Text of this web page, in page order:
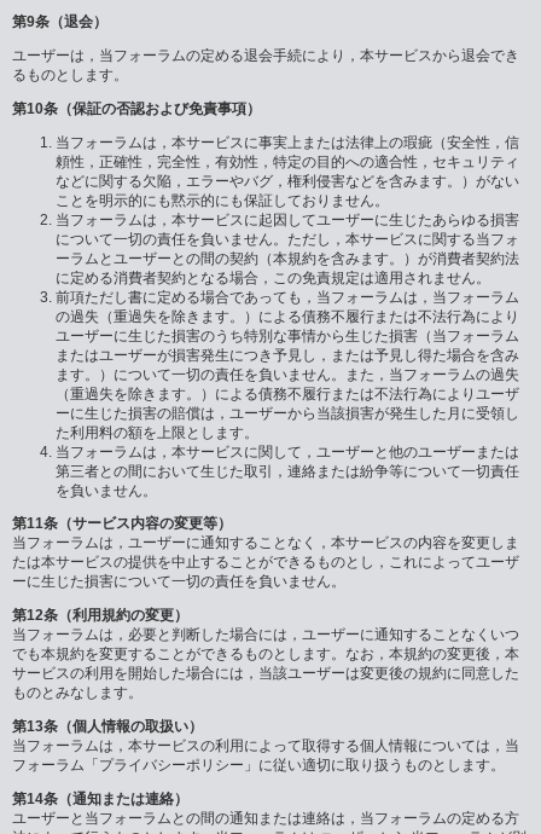
第9条（退会）
ユーザーは，当フォーラムの定める退会手続により，本サービスから退会でき
るものとします。
第10条（保証の否認および免責事項）
当フォーラムは，本サービスに事実上または法律上の瑕疵（安全性，信
頼性，正確性，完全性，有効性，特定の目的への適合性，セキュリティ
などに関する欠陥，エラーやバグ，権利侵害などを含みます。）がない
ことを明示的にも黙示的にも保証しておりません。
当フォーラムは，本サービスに起因してユーザーに生じたあらゆる損害
について一切の責任を負いません。ただし，本サービスに関する当フォ
ーラムとユーザーとの間の契約（本規約を含みます。）が消費者契約法
に定める消費者契約となる場合，この免責規定は適用されません。
前項ただし書に定める場合であっても，当フォーラムは，当フォーラム
の過失（重過失を除きます。）による債務不履行または不法行為により
ユーザーに生じた損害のうち特別な事情から生じた損害（当フォーラム
またはユーザーが損害発生につき予見し，または予見し得た場合を含み
ます。）について一切の責任を負いません。また，当フォーラムの過失
（重過失を除きます。）による債務不履行または不法行為によりユーザ
ーに生じた損害の賠償は，ユーザーから当該損害が発生した月に受領し
た利用料の額を上限とします。
当フォーラムは，本サービスに関して，ユーザーと他のユーザーまたは
第三者との間において生じた取引，連絡または紛争等について一切責任
を負いません。
第11条（サービス内容の変更等）
当フォーラムは，ユーザーに通知することなく，本サービスの内容を変更しま
たは本サービスの提供を中止することができるものとし，これによってユーザ
ーに生じた損害について一切の責任を負いません。
第12条（利用規約の変更）
当フォーラムは，必要と判断した場合には，ユーザーに通知することなくいつ
でも本規約を変更することができるものとします。なお，本規約の変更後，本
サービスの利用を開始した場合には，当該ユーザーは変更後の規約に同意した
ものとみなします。
第13条（個人情報の取扱い）
当フォーラムは，本サービスの利用によって取得する個人情報については，当
フォーラム「プライバシーポリシー」に従い適切に取り扱うものとします。
第14条（通知または連絡）
ユーザーと当フォーラムとの間の通知または連絡は，当フォーラムの定める方